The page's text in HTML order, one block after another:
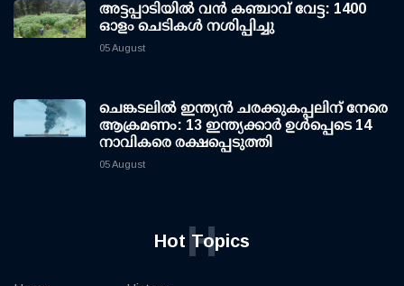
അട്ടപ്പാടിയില്‍ വന്‍ കഞ്ചാവ് വേട്ട: 1400
ഓളം ചെടികള്‍ നശിപ്പിച്ചു
05 August
ചെങ്കടലില്‍ ഇന്ത്യന്‍ ചരക്കുകപ്പലിന് നേരെ
ആക്രമണം: 13 ഇന്ത്യക്കാര്‍ ഉള്‍പ്പെടെ 14
നാവികരെ രക്ഷപ്പെടുത്തി
05 August
Hot Topics
H